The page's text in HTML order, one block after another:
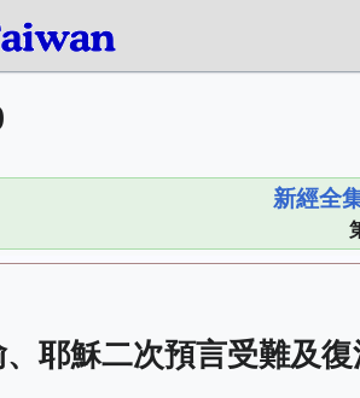
新經全
耶穌二次預言受難及